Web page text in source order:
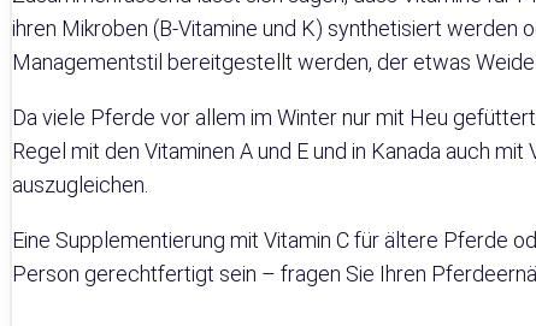
ihren Mikroben (B-Vitamine und K) synthetisiert werden
Managementstil bereitgestellt werden, der etwas Weide
Da viele Pferde vor allem im Winter nur mit Heu
Regel mit den Vitaminen A und E und in Kanada auch
auszugleichen.
Eine Supplementierung mit Vitamin C für ältere Pferde
Person gerechtfertigt sein – fragen Sie Ihren